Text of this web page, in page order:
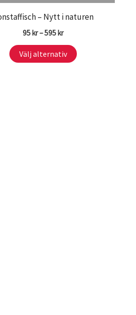
– Nytt i naturen
95kr–595krPrisintervall:
till
595 kr
Välj alternativ